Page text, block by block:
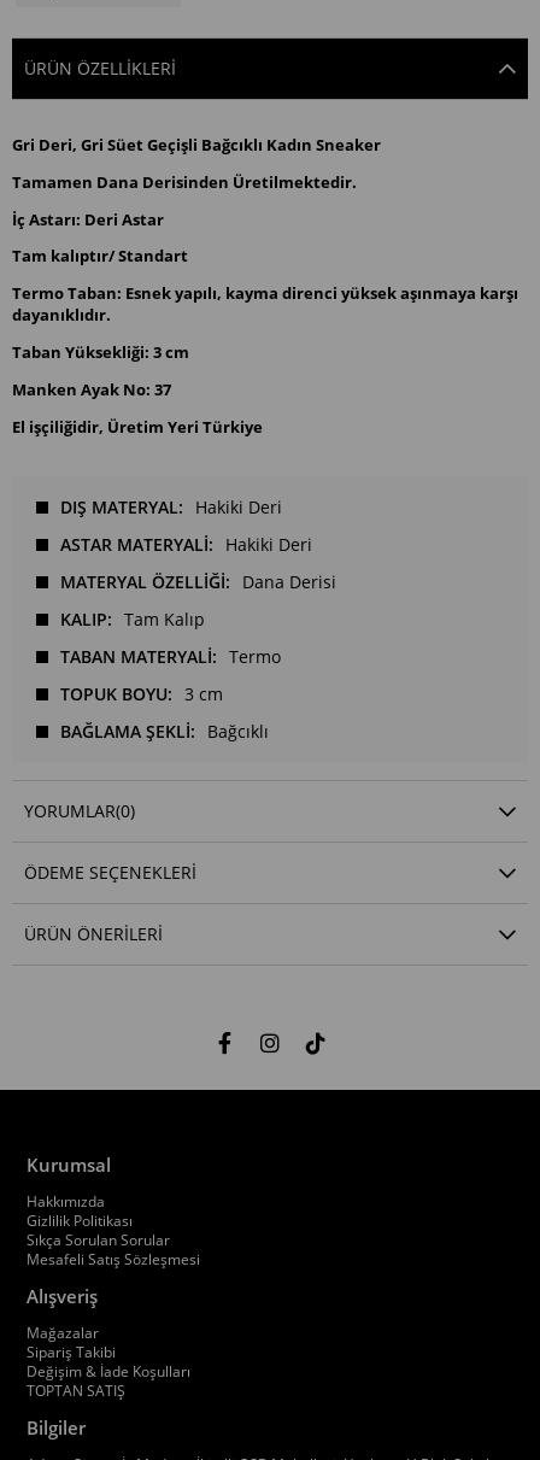
ÜRÜN ÖZELLIKLERI
Gri Deri, Gri Süet Geçişli Bağcıklı Kadın Sneaker
Tamamen Dana Derisinden Üretilmektedir.
İç Astarı: Deri Astar
Tam kalıptır/ Standart
Termo Taban: Esnek yapılı, kayma direnci yüksek aşınmaya karşı
dayanıklıdır.
Taban Yüksekliği: 3 cm
Manken Ayak No: 37
El işçiliğidir, Üretim Yeri Türkiye
DIŞ MATERYAL
Hakiki Deri
ASTAR MATERYALİ
Hakiki Deri
MATERYAL ÖZELLİĞİ
Dana Derisi
KALIP
Tam Kalıp
TABAN MATERYALİ
Termo
TOPUK BOYU
3 cm
BAĞLAMA ŞEKLİ
Bağcıklı
YORUMLAR(0)
ÖDEME SEÇENEKLERI
ÜRÜN ÖNERILERI
Kurumsal
Hakkımızda
Gizlilik Politikası
Sıkça Sorulan Sorular
Mesafeli Satış Sözleşmesi
Alışveriş
Mağazalar
Sipariş Takibi
Değişim & İade Koşulları
TOPTAN SATIŞ
Bilgiler